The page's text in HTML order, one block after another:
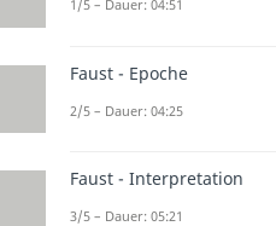
1/5 – Dauer: 04:51
Faust - Epoche
2/5 – Dauer: 04:25
Faust - Interpretation
3/5 – Dauer: 05:21